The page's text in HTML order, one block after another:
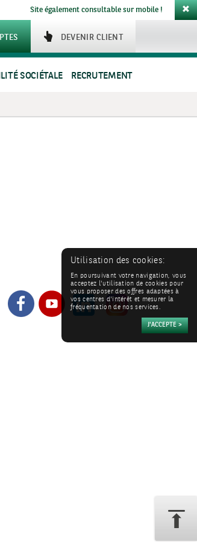
Site également consultable sur mobile !
DEVENIR CLIENT
SOCIÉTALE RECRUTEMENT
Utilisation des cookies:
En poursuivant votre navigation, vous
acceptez l'utilisation de cookies pour
vous proposer des offres adaptées à
vos centres d'intérêt et mesurer la
fréquentation de nos services.